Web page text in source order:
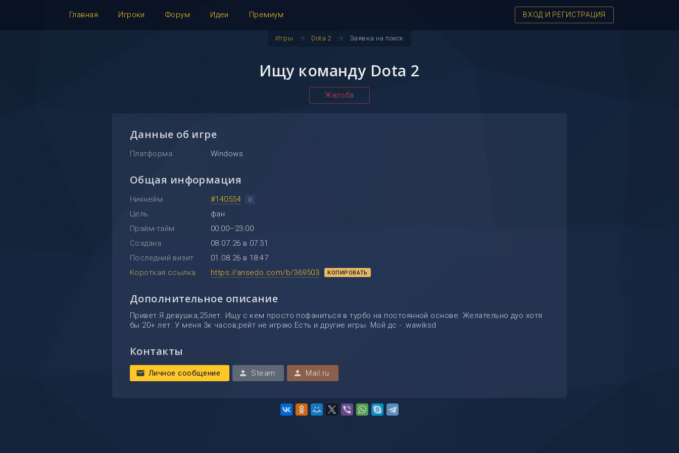
Главная Игроки Форум Идеи Премиум ВХОД И РЕГИСТРАЦИЯ
Игры arrow_forward Dota 2 arrow_forward Заявка на поиск
Ищу команду Dota 2
Жалоба
Данные об игре
Платформа Windows
Общая информация
Никнейм #140554 0
Цель
фан
Прайм-тайм
00:00–23:00
Создана
08.07.26 в 07:31
Последний визит
01.08.26 в 18:47
Короткая ссылка
https://ansedo.com/b/369503 КОПИРОВАТЬ
Дополнительное описание
Привет.Я девушка,25лет. Ищу с кем просто пофаниться в турбо на постоянной основе. Желательно дуо хотя
бы 20+ лет. У меня 3к часов,рейт не играю.Есть и другие игры. Мой дс - .wawiksd
Контакты
mail Личное сообщение person Steam person Mail.ru